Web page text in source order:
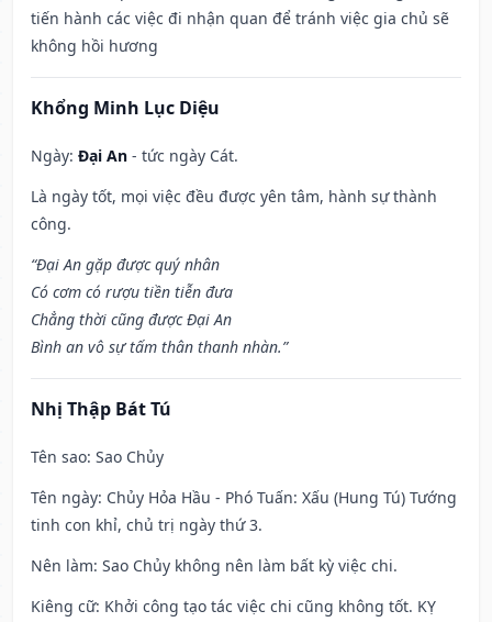
tiến hành các việc đi nhận quan để tránh việc gia chủ sẽ
không hồi hương
Khổng Minh Lục Diệu
Ngày: Đại An - tức ngày Cát.
Là ngày tốt, mọi việc đều được yên tâm, hành sự thành
công.
“Đại An gặp được quý nhân
Có cơm có rượu tiền tiễn đưa
Chẳng thời cũng được Đại An
Bình an vô sự tấm thân thanh nhàn.”
Nhị Thập Bát Tú
Tên sao: Sao Chủy
Tên ngày: Chủy Hỏa Hầu - Phó Tuấn: Xấu (Hung Tú) Tướng
tinh con khỉ, chủ trị ngày thứ 3.
Nên làm: Sao Chủy không nên làm bất kỳ việc chi.
Kiêng cữ: Khởi công tạo tác việc chi cũng không tốt. KỴ